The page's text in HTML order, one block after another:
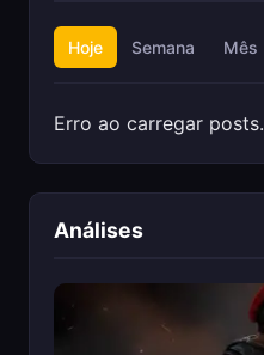
Hoje Semana Mês
Erro ao carregar posts.
Análises